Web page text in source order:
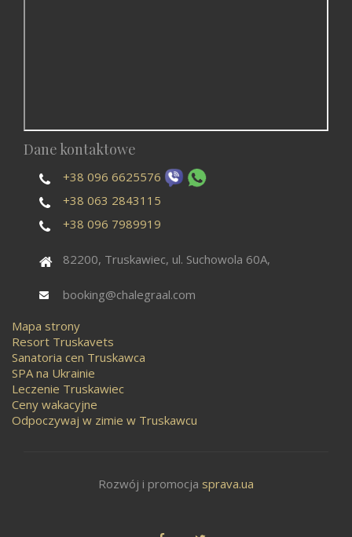
Dane kontaktowe
+38 096 6625576
+38 063 2843115
+38 096 7989919
82200, Truskawiec, ul. Suchowola 60A,
booking@chalegraal.com
Mapa strony
Resort Truskavets
Sanatoria cen Truskawca
SPA na Ukrainie
Leczenie Truskawiec
Ceny wakacyjne
Odpoczywaj w zimie w Truskawcu
Rozwój i promocja sprava.ua